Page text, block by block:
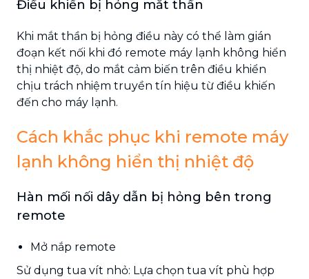
Điều khiển bị hỏng mắt thần
Khi mắt thần bị hỏng điều này có thể làm gián
đoạn kết nối khi đó remote máy lạnh không hiển
thị nhiệt độ, do mắt cảm biến trên điều khiển
chịu trách nhiệm truyền tín hiệu từ điều khiến
đến cho máy lạnh.
Cách khắc phục khi remote máy
lạnh không hiển thị nhiệt độ
Hàn mối nối dây dẫn bị hỏng bên trong
remote
Mở nắp remote
Sử dụng tua vít nhỏ: Lựa chọn tua vít phù hợp